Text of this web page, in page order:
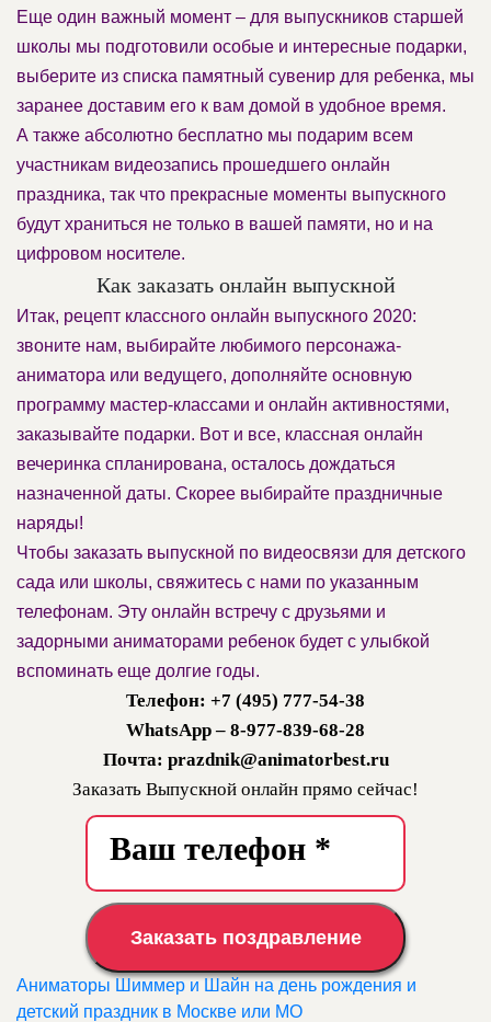
Еще один важный момент – для выпускников старшей
школы мы подготовили особые и интересные подарки,
выберите из списка памятный сувенир для ребенка, мы
заранее доставим его к вам домой в удобное время.
А также абсолютно бесплатно мы подарим всем
участникам видеозапись прошедшего онлайн
праздника, так что прекрасные моменты выпускного
будут храниться не только в вашей памяти, но и на
цифровом носителе.
Как заказать онлайн выпускной
Итак, рецепт классного онлайн выпускного 2020:
звоните нам, выбирайте любимого персонажа-
аниматора или ведущего, дополняйте основную
программу мастер-классами и онлайн активностями,
заказывайте подарки. Вот и все, классная онлайн
вечеринка спланирована, осталось дождаться
назначенной даты. Скорее выбирайте праздничные
наряды!
Чтобы заказать выпускной по видеосвязи для детского
сада или школы, свяжитесь с нами по указанным
телефонам. Эту онлайн встречу с друзьями и
задорными аниматорами ребенок будет с улыбкой
вспоминать еще долгие годы.
Телефон: +7 (495) 777-54-38
WhatsApp – 8-977-839-68-28
Почта: prazdnik@animatorbest.ru
Заказать Выпускной онлайн прямо сейчас!
Заказать поздравление
Аниматоры Шиммер и Шайн на день рождения и
детский праздник в Москве или МО